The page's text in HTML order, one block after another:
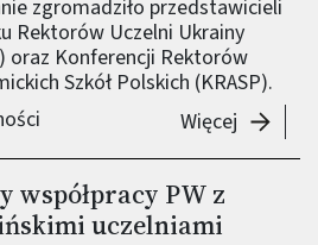
zgromadziło przedstawicieli
Rektorów Uczelni Ukrainy
oraz Konferencji Rektorów
Szkół Polskich (KRASP).
Więcej
współpracy PW z
uczelniami